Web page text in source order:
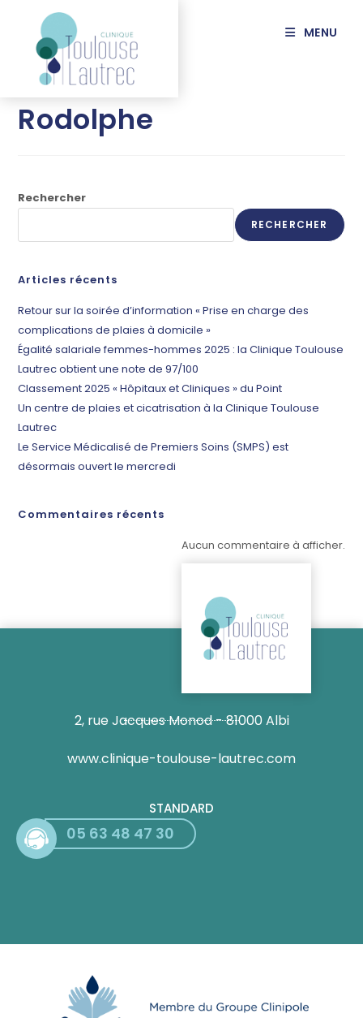
principal
MENU
MAIGNAL
Rodolphe
Rechercher
RECHERCHER
Articles récents
Retour sur la soirée d’information « Prise en charge des
complications de plaies à domicile »
Égalité salariale femmes-hommes 2025 : la Clinique Toulouse
Lautrec obtient une note de 97/100
Classement 2025 « Hôpitaux et Cliniques » du Point
Un centre de plaies et cicatrisation à la Clinique Toulouse
Lautrec
Le Service Médicalisé de Premiers Soins (SMPS) est
désormais ouvert le mercredi
Commentaires récents
Aucun commentaire à afficher.
2, rue Jacques Monod - 81000 Albi
www.clinique-toulouse-lautrec.com
STANDARD
05 63 48 47 30